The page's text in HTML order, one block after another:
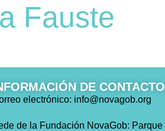
Fauste
DE CONTACTO
electrónico: info@novagob.org
de la Fundación NovaGob: Parque